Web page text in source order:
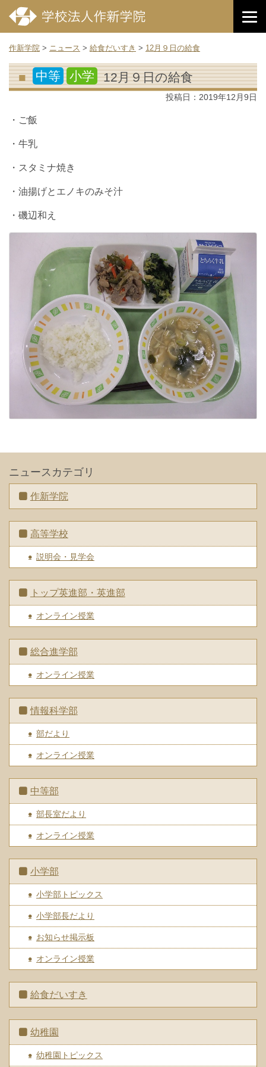
作新学院 > ニュース > 給食だいすき > 12月９日の給食
中等 小学 12月９日の給食
投稿日： 2019年12月9日
・ご飯
・牛乳
・スタミナ焼き
・油揚げとエノキのみそ汁
・磯辺和え
ニュースカテゴリ
作新学院
高等学校
説明会・見学会
トップ英進部・英進部
オンライン授業
総合進学部
オンライン授業
情報科学部
部だより
オンライン授業
中等部
部長室だより
オンライン授業
小学部
小学部トピックス
小学部長だより
お知らせ掲示板
オンライン授業
給食だいすき
幼稚園
幼稚園トピックス